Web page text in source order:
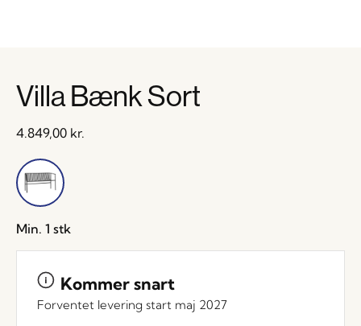
Villa Bænk Sort
4.849,00 kr.
Min. 1 stk
Kommer snart
Forventet levering start maj 2027